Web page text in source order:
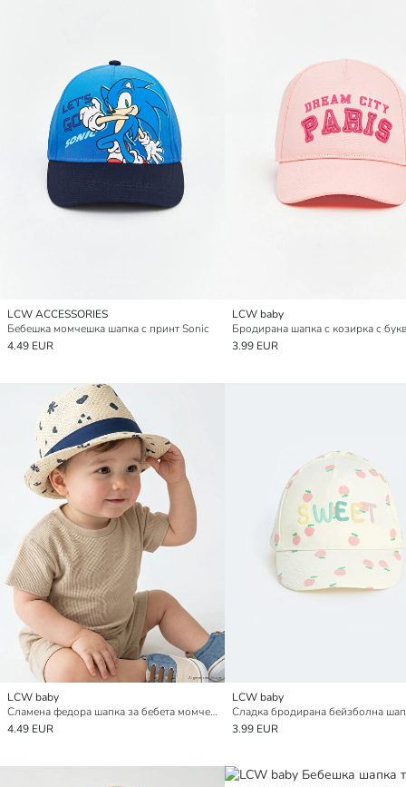
LCW ACCESSORIES
Бебешка момчешка шапка с принт Sonic
4.49 EUR
LCW baby
3.99 EUR
LCW baby
Сламена федора шапка за бебета момчета
4.49 EUR
LCW baby
3.99 EUR